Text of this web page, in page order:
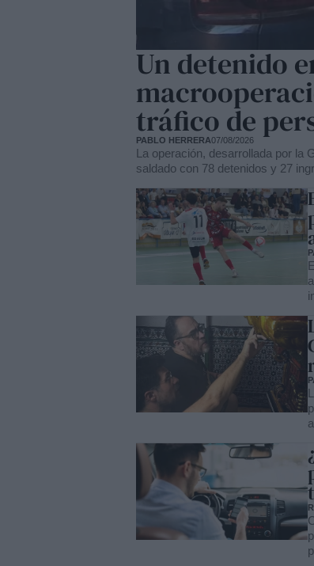
Un detenido
tráfico de
PABLO HERRERA07/08/2026
La operación, desarrollada por la
saldado con 78 detenidos y 27